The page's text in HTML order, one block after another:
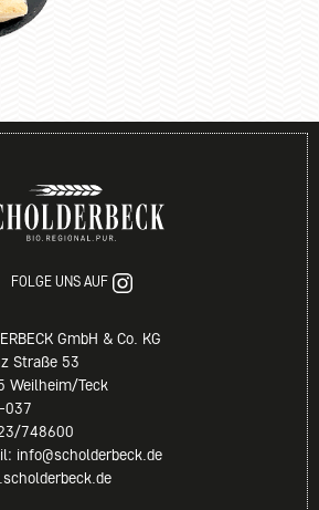
FOLGE UNS AUF
GmbH & Co. KG
Straße 53
Weilheim/Teck
037
748600
info@scholderbeck.de